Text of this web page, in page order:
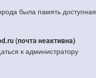
была память доступная
(почта неактивна)
к администратору